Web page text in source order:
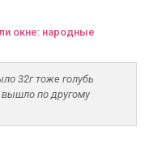
окне: народные
32г тоже голубь
вышло по другому